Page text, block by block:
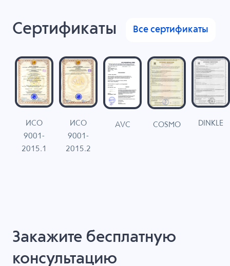
Сертификаты Все сертификаты
ИСО
9001-
2015.1
ИСО
9001-
2015.2
AVC COSMO DINKLE
Закажите бесплатную
консультацию